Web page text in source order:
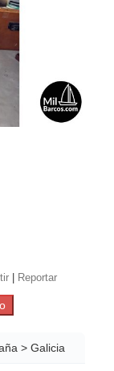
Reportar
> Galicia